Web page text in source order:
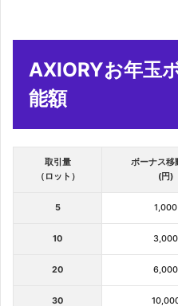
AXIORYお年玉
能額
取引量
（ロット）
ボーナス移
(円)
5 1,000
10 3,000
20 6,000
30